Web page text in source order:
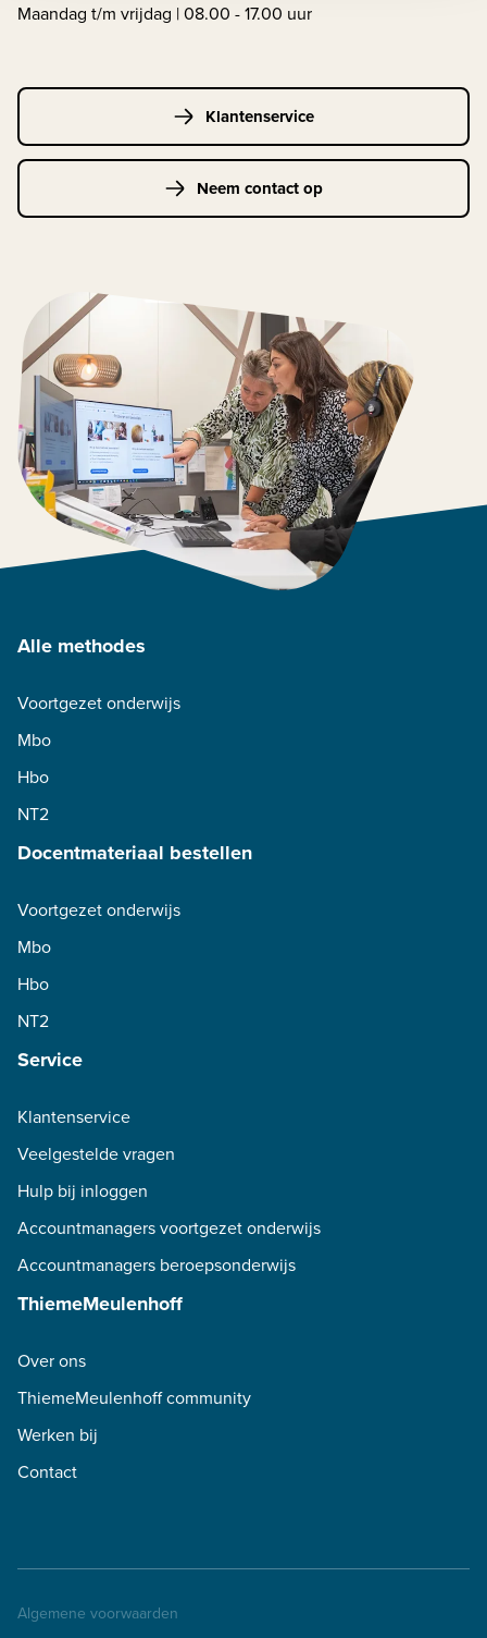
Maandag t/m vrijdag | 08.00 - 17.00 uur
Klantenservice
Neem contact op
Alle methodes
Voortgezet onderwijs
Mbo
Hbo
NT2
Docentmateriaal bestellen
Voortgezet onderwijs
Mbo
Hbo
NT2
Service
Klantenservice
Veelgestelde vragen
Hulp bij inloggen
Accountmanagers voortgezet onderwijs
Accountmanagers beroepsonderwijs
ThiemeMeulenhoff
Over ons
ThiemeMeulenhoff community
Werken bij
Contact
Algemene voorwaarden